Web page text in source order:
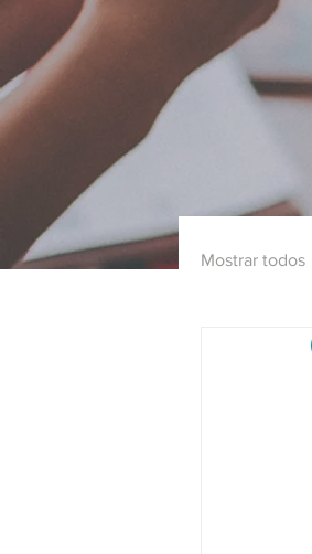
Mostrar todos